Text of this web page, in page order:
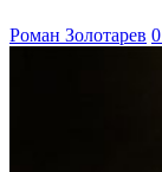
Роман Золотарев